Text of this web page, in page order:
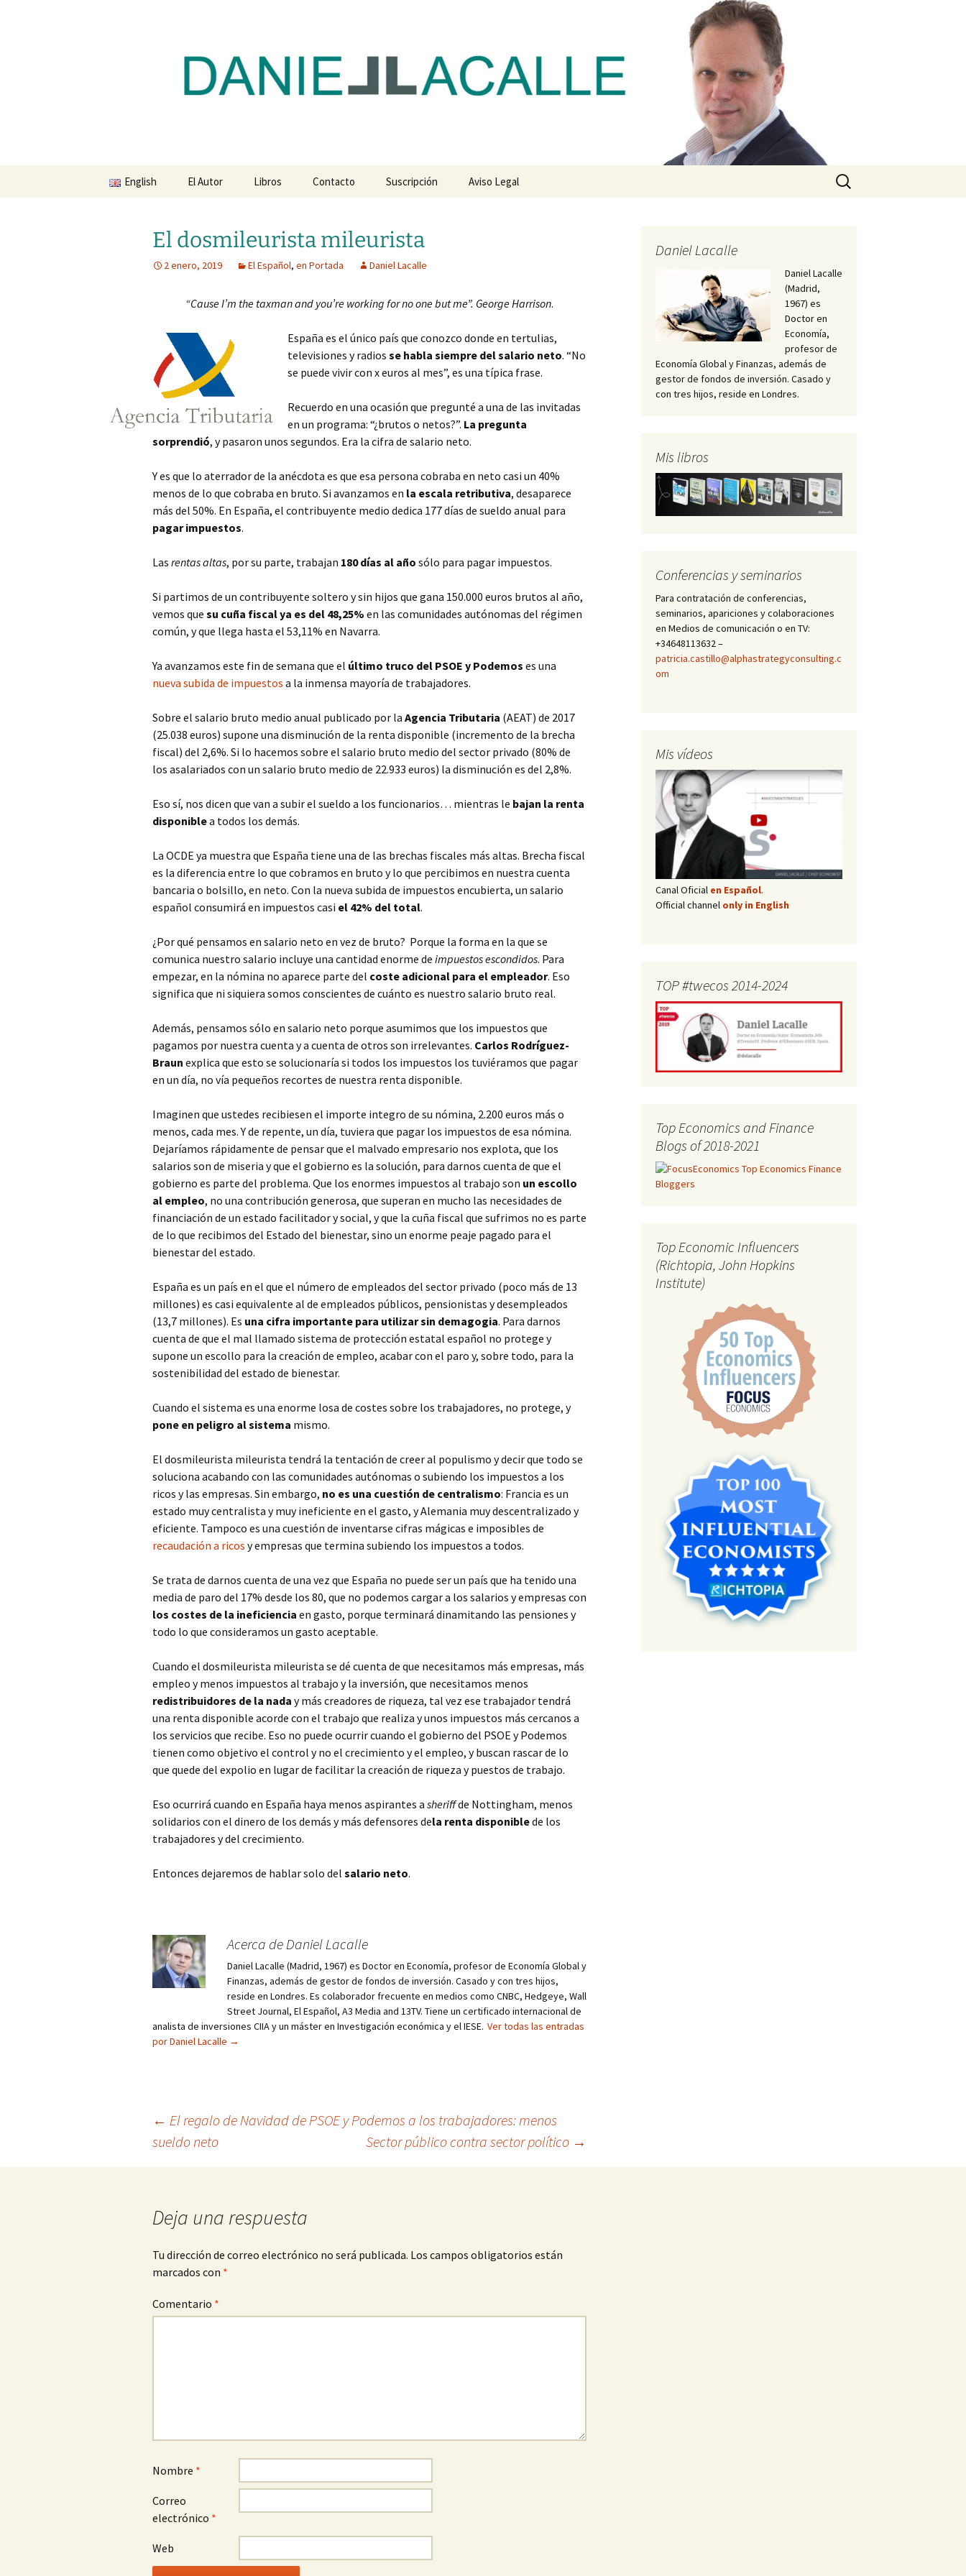
dlacalle.com
English El Autor Libros Contacto Suscripción Aviso Legal
Buscar:
El dosmileurista mileurista
2 enero, 2019 El Español, en Portada Daniel Lacalle
“Cause I’m the taxman and you’re working for no one but me”. George Harrison.
España es el único país que conozco donde en tertulias,
televisiones y radios se habla siempre del salario neto. “No
se puede vivir con x euros al mes”, es una típica frase.
Recuerdo en una ocasión que pregunté a una de las invitadas
en un programa: “¿brutos o netos?”. La pregunta
sorprendió, y pasaron unos segundos. Era la cifra de salario neto.
Y es que lo aterrador de la anécdota es que esa persona cobraba en neto casi un 40%
menos de lo que cobraba en bruto. Si avanzamos en la escala retributiva, desaparece
más del 50%. En España, el contribuyente medio dedica 177 días de sueldo anual para
pagar impuestos.
Las rentas altas, por su parte, trabajan 180 días al año sólo para pagar impuestos.
Si partimos de un contribuyente soltero y sin hijos que gana 150.000 euros brutos al año,
vemos que su cuña fiscal ya es del 48,25% en las comunidades autónomas del régimen
común, y que llega hasta el 53,11% en Navarra.
Ya avanzamos este fin de semana que el último truco del PSOE y Podemos es una
nueva subida de impuestos a la inmensa mayoría de trabajadores.
Sobre el salario bruto medio anual publicado por la Agencia Tributaria (AEAT) de 2017
(25.038 euros) supone una disminución de la renta disponible (incremento de la brecha
fiscal) del 2,6%. Si lo hacemos sobre el salario bruto medio del sector privado (80% de
los asalariados con un salario bruto medio de 22.933 euros) la disminución es del 2,8%.
Eso sí, nos dicen que van a subir el sueldo a los funcionarios… mientras le bajan la renta
disponiblea todos los demás.
La OCDE ya muestra que España tiene una de las brechas fiscales más altas. Brecha fiscal
es la diferencia entre lo que cobramos en bruto y lo que percibimos en nuestra cuenta
bancaria o bolsillo, en neto. Con la nueva subida de impuestos encubierta, un salario
español consumirá en impuestos casi el 42% del total.
¿Por qué pensamos en salario neto en vez de bruto? Porque la forma en la que se
comunica nuestro salario incluye una cantidad enorme de impuestos escondidos. Para
empezar, en la nómina no aparece parte del coste adicional para el empleador. Eso
significa que ni siquiera somos conscientes de cuánto es nuestro salario bruto real.
Además, pensamos sólo en salario neto porque asumimos que los impuestos que
pagamos por nuestra cuenta y a cuenta de otros son irrelevantes. Carlos Rodríguez-
Braun explica que esto se solucionaría si todos los impuestos los tuviéramos que pagar
en un día, no vía pequeños recortes de nuestra renta disponible.
Imaginen que ustedes recibiesen el importe integro de su nómina, 2.200 euros más o
menos, cada mes. Y de repente, un día, tuviera que pagar los impuestos de esa nómina.
Dejaríamos rápidamente de pensar que el malvado empresario nos explota, que los
salarios son de miseria y que el gobierno es la solución, para darnos cuenta de que el
gobierno es parte del problema. Que los enormes impuestos al trabajo son un escollo
al empleo, no una contribución generosa, que superan en mucho las necesidades de
financiación de un estado facilitador y social, y que la cuña fiscal que sufrimos no es parte
de lo que recibimos del Estado del bienestar, sino un enorme peaje pagado para el
bienestar del estado.
España es un país en el que el número de empleados del sector privado (poco más de 13
millones) es casi equivalente al de empleados públicos, pensionistas y desempleados
(13,7 millones). Es una cifra importante para utilizar sin demagogia. Para darnos
cuenta de que el mal llamado sistema de protección estatal español no protege y
supone un escollo para la creación de empleo, acabar con el paro y, sobre todo, para la
sostenibilidad del estado de bienestar.
Cuando el sistema es una enorme losa de costes sobre los trabajadores, no protege, y
pone en peligro al sistema mismo.
El dosmileurista mileurista tendrá la tentación de creer al populismo y decir que todo se
soluciona acabando con las comunidades autónomas o subiendo los impuestos a los
ricos y las empresas. Sin embargo, no es una cuestión de centralismo: Francia es un
estado muy centralista y muy ineficiente en el gasto, y Alemania muy descentralizado y
eficiente. Tampoco es una cuestión de inventarse cifras mágicas e imposibles de
recaudación a ricos y empresas que termina subiendo los impuestos a todos.
Se trata de darnos cuenta de una vez que España no puede ser un país que ha tenido una
media de paro del 17% desde los 80, que no podemos cargar a los salarios y empresas con
los costes de la ineficiencia en gasto, porque terminará dinamitando las pensiones y
todo lo que consideramos un gasto aceptable.
Cuando el dosmileurista mileurista se dé cuenta de que necesitamos más empresas, más
empleo y menos impuestos al trabajo y la inversión, que necesitamos menos
redistribuidores de la nada y más creadores de riqueza, tal vez ese trabajador tendrá
una renta disponible acorde con el trabajo que realiza y unos impuestos más cercanos a
los servicios que recibe. Eso no puede ocurrir cuando el gobierno del PSOE y Podemos
tienen como objetivo el control y no el crecimiento y el empleo, y buscan rascar de lo
que quede del expolio en lugar de facilitar la creación de riqueza y puestos de trabajo.
Eso ocurrirá cuando en España haya menos aspirantes a sheriffde Nottingham, menos
solidarios con el dinero de los demás y más defensores dela renta disponiblede los
trabajadores y del crecimiento.
Entonces dejaremos de hablar solo del salario neto.
Acerca de Daniel Lacalle
Daniel Lacalle (Madrid, 1967) es Doctor en Economía, profesor de Economía Global y
Finanzas, además de gestor de fondos de inversión. Casado y con tres hijos,
reside en Londres. Es colaborador frecuente en medios como CNBC, Hedgeye, Wall
Street Journal, El Español, A3 Media and 13TV. Tiene un certificado internacional de
analista de inversiones CIIA y un máster en Investigación económica y el IESE. Ver todas las entradas
por Daniel Lacalle →
← El regalo de Navidad de PSOE y Podemos a los trabajadores: menos
sueldo neto
Sector público contra sector político →
Deja una respuesta
Tu dirección de correo electrónico no será publicada. Los campos obligatorios están
marcados con *
Comentario *
Nombre *
Correo
electrónico *
Web
Daniel Lacalle
Daniel Lacalle
(Madrid,
1967) es
Doctor en
Economía,
profesor de
Economía Global y Finanzas, además de
gestor de fondos de inversión. Casado y
con tres hijos, reside en Londres.
Mis libros
Conferencias y seminarios
Para contratación de conferencias,
seminarios, apariciones y colaboraciones
en Medios de comunicación o en TV:
+34648113632 –
patricia.castillo@alphastrategyconsulting.c
om
Mis vídeos
Canal Oficial en Español.
Official channel only in English
TOP #twecos 2014-2024
Top Economics and Finance
Blogs of 2018-2021
Top Economic Influencers
(Richtopia, John Hopkins
Institute)